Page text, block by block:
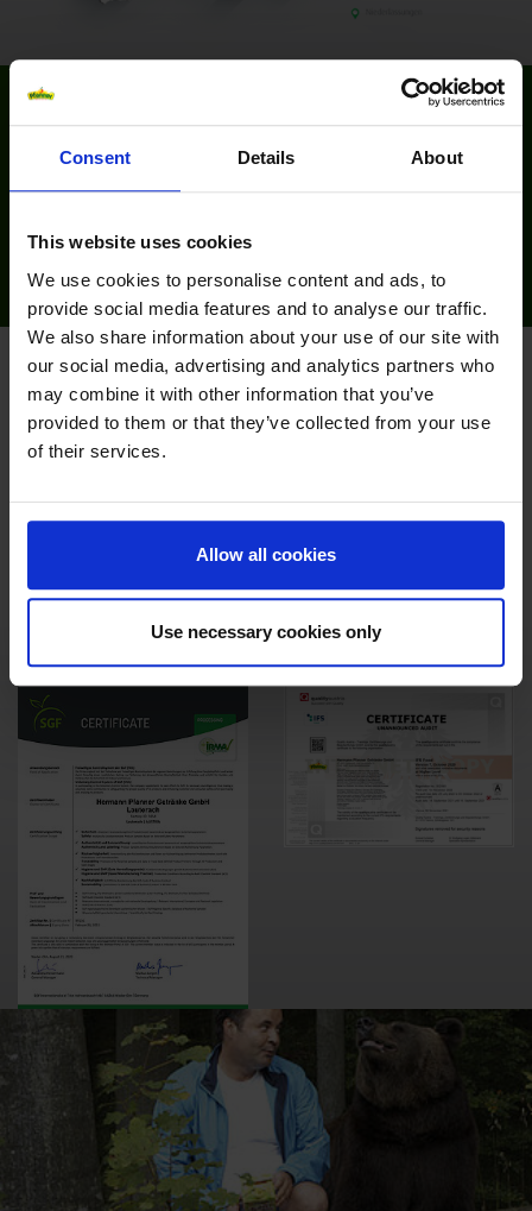
Consent Details About
This website uses cookies
We use cookies to personalise content and ads, to
provide social media features and to analyse our traffic.
We also share information about your use of our site with
our social media, advertising and analytics partners who
may combine it with other information that you’ve
provided to them or that they’ve collected from your use
of their services.
Allow all cookies
Use necessary cookies only
Please accept marketing-cookies to watch this video.
VÝROBA
Spoločnosť Pfanner venuje veľkú pozornosť štandardu kvality vo
svojom podniku. Certifikácie (ISO 2008:9001 a IFS) úspešne
ovociu ako základ vysokej úrovne kvality“ nie je stredobodom
koncepcie podniku bezdôvodne.
- vynikajúce riadenie kvality
- najmodernejší závod v Európe
- najvyššie štandardy týkajúce sa životného prostredia